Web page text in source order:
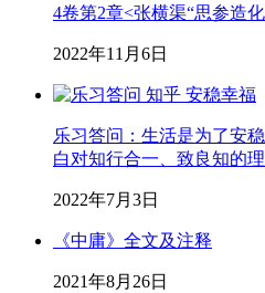
4卷第2章<张横渠“思参造
2022年11月6日
乐习答问：生活是为了安
白对知行合一、致良知的
2022年7月3日
《中庸》全文及注释
2021年8月26日